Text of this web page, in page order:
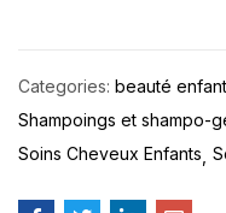
Categories: beauté
Shampoings et shampo-
Soins Cheveux Enfants